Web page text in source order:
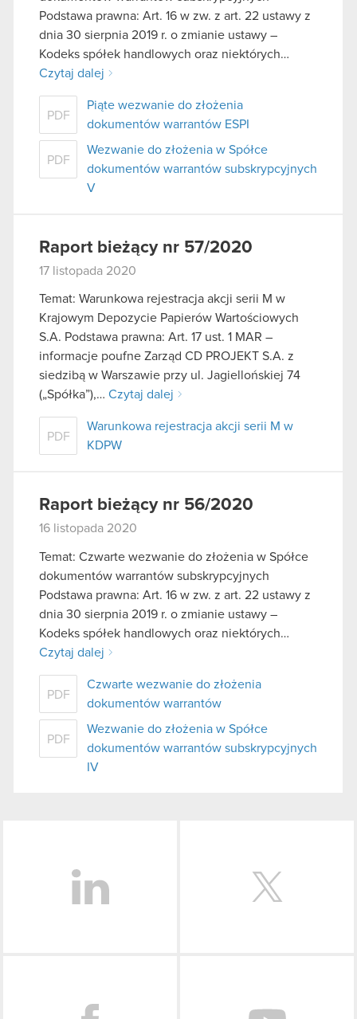
Podstawa prawna: Art. 16 w zw. z art. 22 ustawy z
dnia 30 sierpnia 2019 r. o zmianie ustawy –
Kodeks spółek handlowych oraz niektórych…
Czytaj dalej
PDF
Piąte wezwanie do złożenia
dokumentów warrantów ESPI
PDF
Wezwanie do złożenia w Spółce
dokumentów warrantów subskrypcyjnych
V
Raport bieżący nr 57/2020
17 listopada 2020
Temat: Warunkowa rejestracja akcji serii M w
Krajowym Depozycie Papierów Wartościowych
S.A. Podstawa prawna: Art. 17 ust. 1 MAR –
informacje poufne Zarząd CD PROJEKT S.A. z
siedzibą w Warszawie przy ul. Jagiellońskiej 74
(„Spółka”),… Czytaj dalej
PDF
Warunkowa rejestracja akcji serii M w
KDPW
Raport bieżący nr 56/2020
16 listopada 2020
Temat: Czwarte wezwanie do złożenia w Spółce
dokumentów warrantów subskrypcyjnych
Podstawa prawna: Art. 16 w zw. z art. 22 ustawy z
dnia 30 sierpnia 2019 r. o zmianie ustawy –
Kodeks spółek handlowych oraz niektórych…
Czytaj dalej
PDF
Czwarte wezwanie do złożenia
dokumentów warrantów
PDF
Wezwanie do złożenia w Spółce
dokumentów warrantów subskrypcyjnych
IV